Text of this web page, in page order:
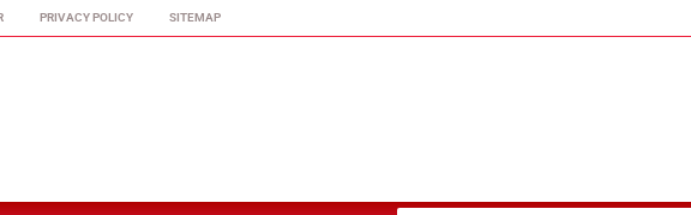
PRIVACY POLICY SITEMAP